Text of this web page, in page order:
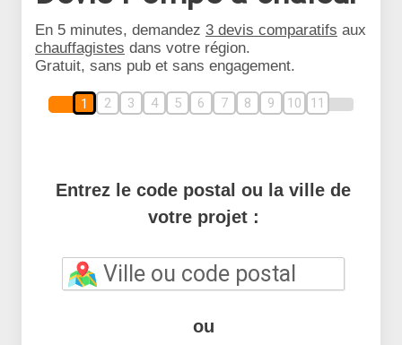
En 5 minutes, demandez 3 devis comparatifs aux
chauffagistes dans votre région.
Gratuit, sans pub et sans engagement.
1 2 3 4 5 6 7 8 9 10 11
Entrez le code postal ou la ville de
votre projet :
ou